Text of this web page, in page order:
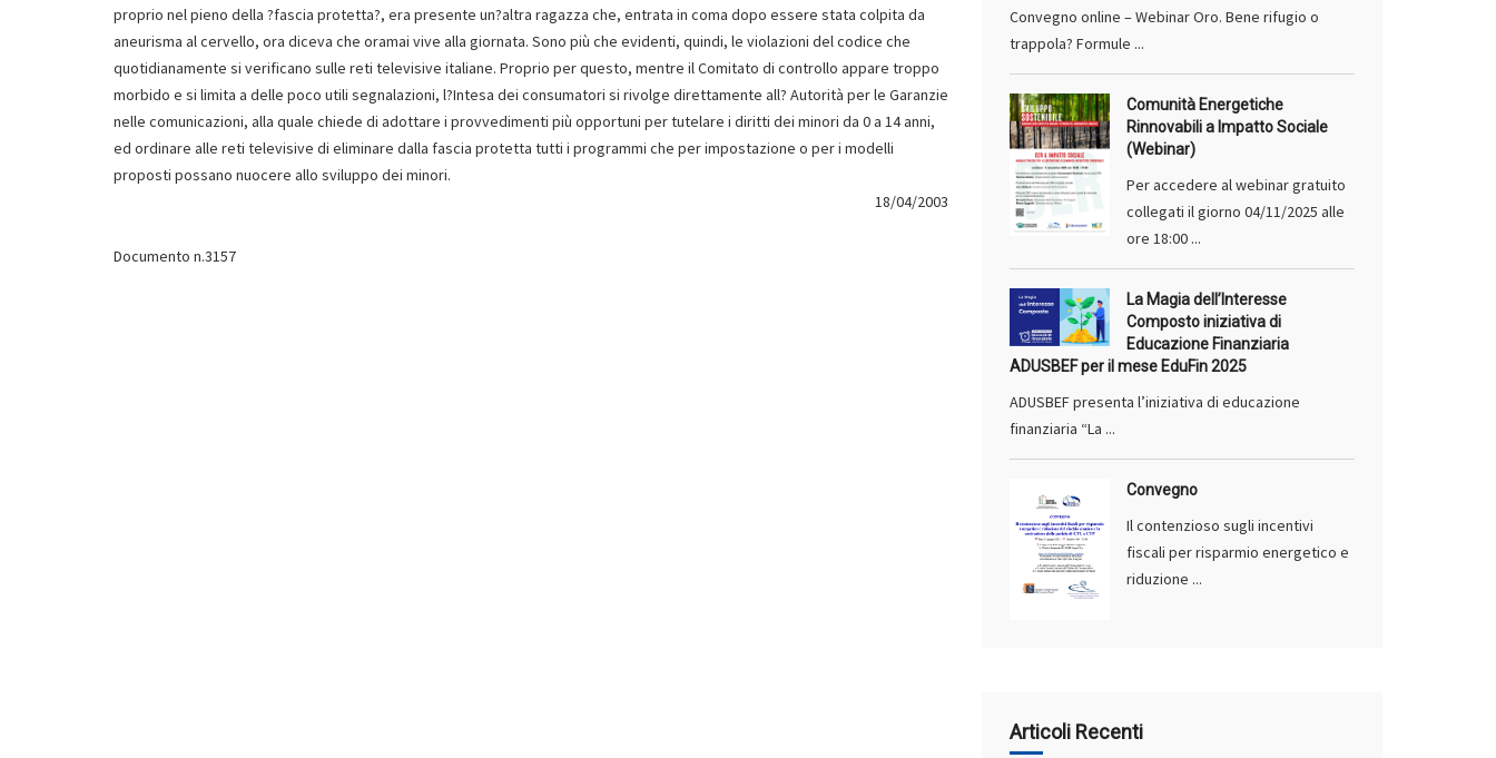
proprio nel pieno della ?fascia protetta?, era presente un?altra ragazza che, entrata in coma dopo essere stata colpita da
aneurisma al cervello, ora diceva che oramai vive alla giornata. Sono più che evidenti, quindi, le violazioni del codice che
quotidianamente si verificano sulle reti televisive italiane. Proprio per questo, mentre il Comitato di controllo appare troppo
morbido e si limita a delle poco utili segnalazioni, l?Intesa dei consumatori si rivolge direttamente all? Autorità per le Garanzie
nelle comunicazioni, alla quale chiede di adottare i provvedimenti più opportuni per tutelare i diritti dei minori da 0 a 14 anni,
ed ordinare alle reti televisive di eliminare dalla fascia protetta tutti i programmi che per impostazione o per i modelli
proposti possano nuocere allo sviluppo dei minori.
18/04/2003
Documento n.3157
Convegno online – Webinar Oro. Bene rifugio o
trappola? Formule ...
Comunità Energetiche
Rinnovabili a Impatto Sociale
(Webinar)
Per accedere al webinar gratuito
collegati il giorno 04/11/2025 alle
ore 18:00 ...
La Magia dell’Interesse
Composto iniziativa di
Educazione Finanziaria
ADUSBEF per il mese EduFin 2025
ADUSBEF presenta l’iniziativa di educazione
finanziaria “La ...
Convegno
Il contenzioso sugli incentivi
fiscali per risparmio energetico e
riduzione ...
Articoli Recenti